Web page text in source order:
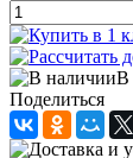
В
Поделиться